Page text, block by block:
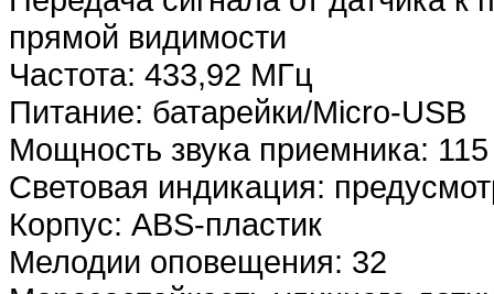
прямой видимости
Частота: 433,92 МГц
Питание: батарейки/Micro-USB
Мощность звука приемника:
Световая индикация:
Корпус: ABS-пластик
Мелодии оповещения: 32